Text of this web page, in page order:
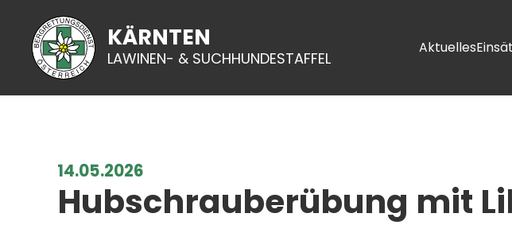
KÄRNTEN
LAWINEN- & SUCHHUNDESTAFFEL
Aktuelles
14.05.2026
Hubschrauberübung mit